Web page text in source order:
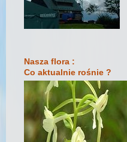
Nasza flora :
Co aktualnie rośnie ?